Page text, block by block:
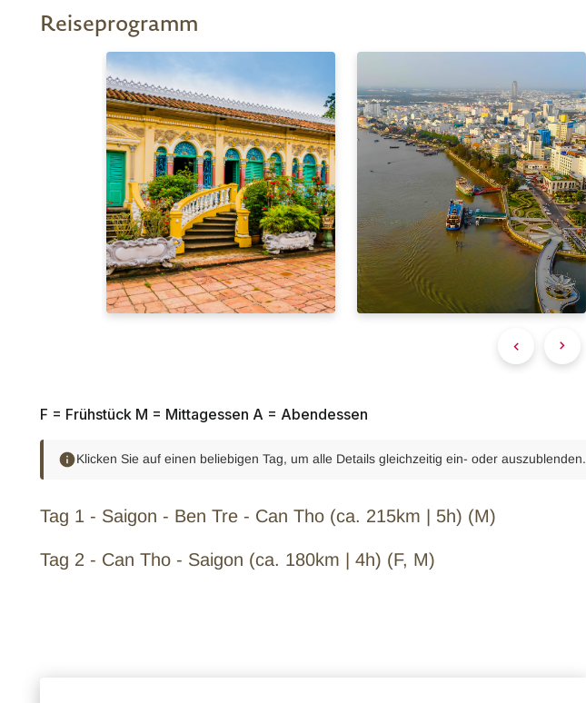
Reiseprogramm
F = Frühstück M = Mittagessen A = Abendessen
Klicken Sie auf einen beliebigen Tag, um alle Details gleichzeitig ein- oder auszublenden.
Tag 1 - Saigon - Ben Tre - Can Tho (ca. 215km | 5h) (M)
Tag 2 - Can Tho - Saigon (ca. 180km | 4h) (F, M)